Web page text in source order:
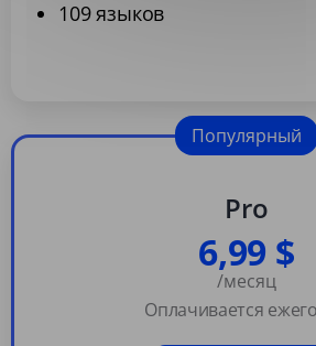
109 языков
Pro
6,99 $
/месяц
Оплачивается
Популярный